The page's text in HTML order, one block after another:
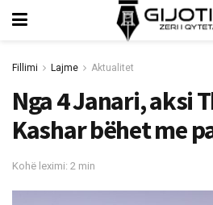
Fillimi Lajme Aktualitet
Nga 4 Janari, aksi
Kashar bëhet me
Kohë leximi: 2 min